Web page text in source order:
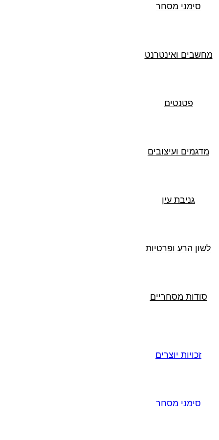
סימני מסחר
מחשבים ואינטרנט
פטנטים
מדגמים ועיצובים
גניבת עין
לשון הרע ופרטיות
סודות מסחריים
זכויות יוצרים
סימני מסחר